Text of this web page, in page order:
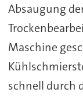
Absaugung
Maschine
schnell durch